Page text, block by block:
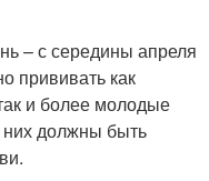
– с середины апреля
прививать как
и более молодые
них должны быть